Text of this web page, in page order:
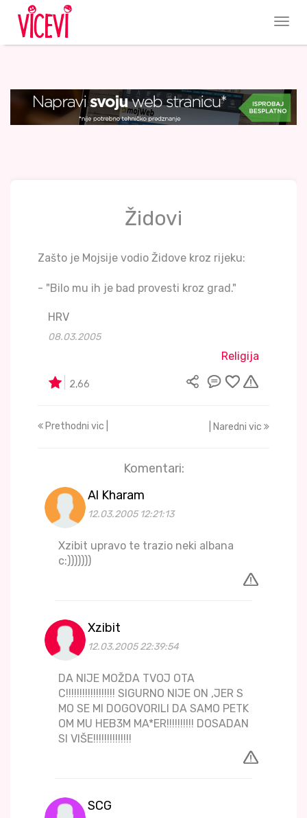
Židovi
Zašto je Mojsije vodio Židove kroz rijeku:
- "Bilo mu ih je bad provesti kroz grad."
HRV
08.03.2005
Religija
2,66
Prethodni vic | | Naredni vic
Komentari:
Al Kharam
12.03.2005 12:21:13
Xzibit upravo te trazio neki albana
c:)))))))
Xzibit
12.03.2005 22:39:54
DA NIJE MOŽDA TVOJ OTA
C!!!!!!!!!!!!!!!!!! SIGURNO NIJE ON ,JER S
MO SE MI DOGOVORILI DA SAMO PETK
OM MU HEB3M MA*ER!!!!!!!!!! DOSADAN
SI VIŠE!!!!!!!!!!!!!!
SCG